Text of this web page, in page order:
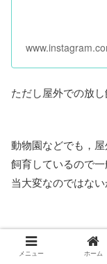
ただし屋外での放
動物園などでも，
飼育しているので
当大変なのではない
メニュー ホーム